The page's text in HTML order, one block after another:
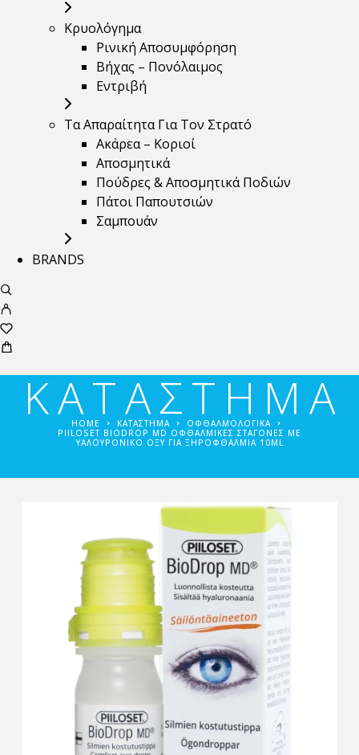
Κρυολόγημα
Ρινική Αποσυμφόρηση
Βήχας – Πονόλαιμος
Εντριβή
Τα Απαραίτητα Για Τον Στρατό
Ακάρεα – Κοριοί
Αποσμητικά
Πούδρες & Αποσμητικά Ποδιών
Πάτοι Παπουτσιών
Σαμπουάν
BRANDS
ΚΑΤΑΣΤΗΜΑ
HOME ΚΑΤΑΣΤΗΜΑ
ΟΦΘΑΛΜΟΛΟΓΙΚΆ
PIILOSET BIODROP MD ΟΦΘΑΛΜΙΚΈΣ ΣΤΑΓΌΝΕΣ ΜΕ
ΥΑΛΟΥΡΟΝΙΚΌ ΟΞΎ ΓΙΑ ΞΗΡΟΦΘΑΛΜΊΑ 10ML